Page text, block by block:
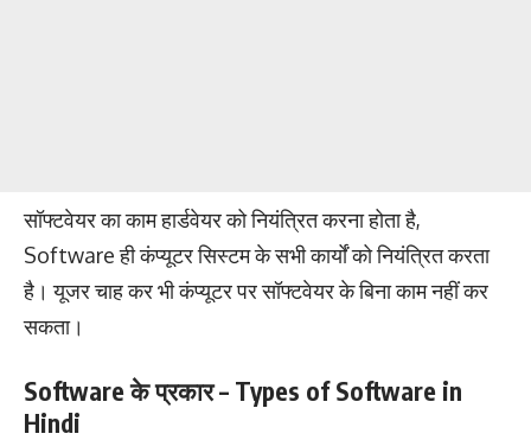
सॉफ्टवेयर का काम हार्डवेयर को नियंत्रित करना होता है,
Software ही कंप्यूटर सिस्टम के सभी कार्यों को नियंत्रित करता
है। यूजर चाह कर भी कंप्यूटर पर सॉफ्टवेयर के बिना काम नहीं कर
सकता।
Software के प्रकार – Types of Software in
Hindi